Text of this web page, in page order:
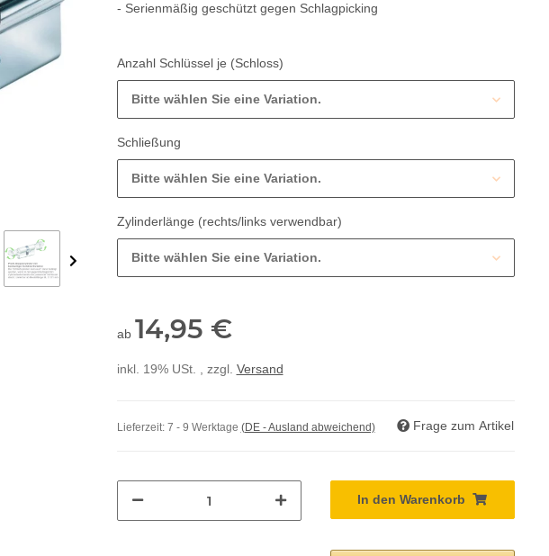
- Serienmäßig geschützt gegen Schlagpicking
Anzahl Schlüssel je (Schloss)
Bitte wählen Sie eine Variation.
Schließung
Bitte wählen Sie eine Variation.
Zylinderlänge (rechts/links verwendbar)
Bitte wählen Sie eine Variation.
ab 14,95 €
inkl. 19% USt. , zzgl. Versand
Lieferzeit: 7 - 9 Werktage (DE - Ausland abweichend) Frage zum Artikel
In den Warenkorb